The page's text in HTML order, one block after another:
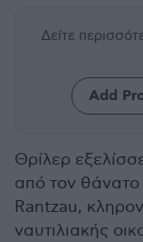
Δείτε
Add
Θρίλερ
από τον
Rantzau,
ναυτιλιακής